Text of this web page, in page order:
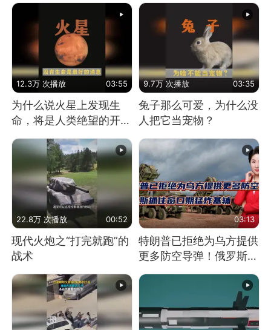
12.3万 次播放 03:55
为什么说火星上发现生
命，将是人类绝望的开
始？
9.7万 次播放 03:35
兔子那么可爱，为什么没
人把它当宠物？
22.8万 次播放 00:52
现代火炮之“打完就跑”的
战术
03:13
特朗普已拒绝为乌方提供
更多防空导弹！俄罗斯抓